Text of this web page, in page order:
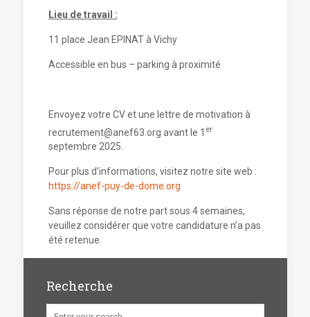
Lieu de travail :
11 place Jean EPINAT à Vichy
Accessible en bus – parking à proximité
Envoyez votre CV et une lettre de motivation à
recrutement@anef63.org avant le 1 er
septembre 2025.
Pour plus d’informations, visitez notre site web :
https://anef-puy-de-dome.org
Sans réponse de notre part sous 4 semaines,
veuillez considérer que votre candidature n’a pas
été retenue.
Recherche